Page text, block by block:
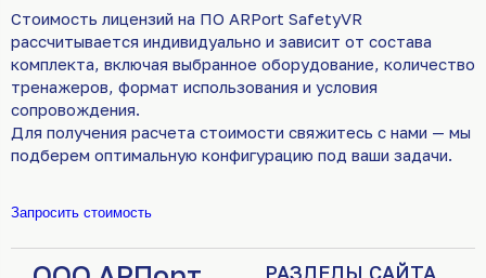
Стоимость лицензий на ПО ARPort SafetyVR
рассчитывается индивидуально и зависит от состава
комплекта, включая выбранное оборудование, количество
тренажеров, формат использования и условия
сопровождения.
Для получения расчета стоимости свяжитесь с нами — мы
подберем оптимальную конфигурацию под ваши задачи.
Запросить стоимость
РАЗДЕЛЫ САЙТА